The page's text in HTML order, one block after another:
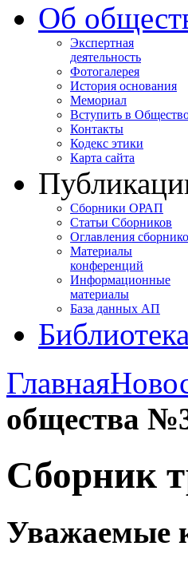
Об
Экспертная
деятельность
Фотогалерея
История основания
Мемориал
Вступить в
Контакты
Кодекс этики
Карта сайта
Сборники ОРАП
Статьи Сборников
Оглавления
Материалы
конференций
Информационные
материалы
База данных АП
Библиотека
Главная
общества
Сборник
Уважаемые